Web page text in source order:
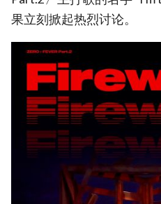
果立刻掀起热烈讨论。